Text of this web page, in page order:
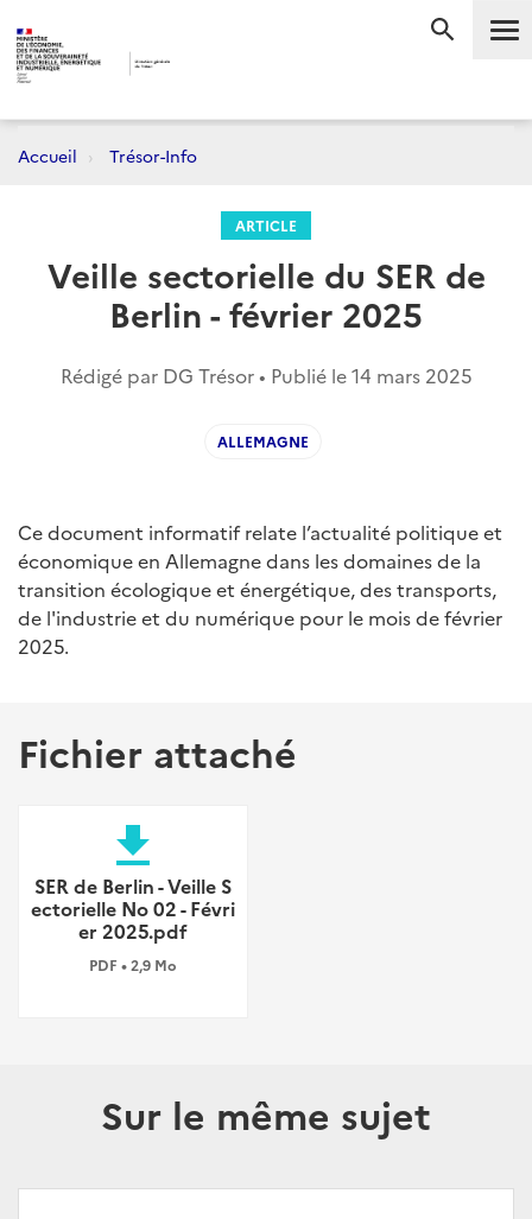
Accueil Trésor-Info
ARTICLE
Veille sectorielle du SER de
Berlin - février 2025
Rédigé par DG Trésor • Publié le14 mars 2025
ALLEMAGNE
Ce document informatif relate l’actualité politique et
économique en Allemagne dans les domaines de la
transition écologique et énergétique, des transports,
de l'industrie et du numérique pour le mois de février
2025.
Fichier attaché
file_download
SER de Berlin - Veille S
ectorielle No 02 - Févri
er 2025.pdf
PDF • 2,9 Mo
Sur le même sujet